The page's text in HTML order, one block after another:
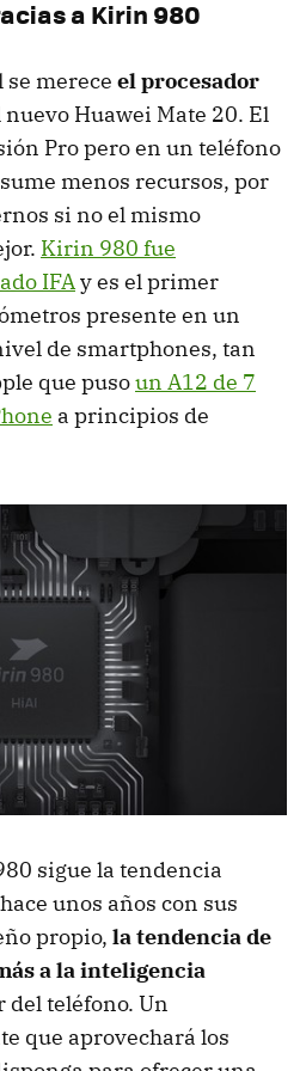
a Kirin 980
merece el procesador
nuevo Huawei Mate 20. El
Pro pero en un teléfono
menos recursos, por
si no el mismo
Kirin 980 fue
IFAy es el primer
presente en un
de smartphones, tan
que pusoun A12 de 7
a principios de
sigue la tendencia
unos años con sus
propio, la tendencia de
a la inteligencia
del teléfono. Un
que aprovechará los